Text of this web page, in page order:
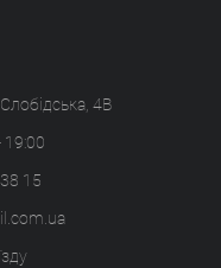
4В
19:00
15